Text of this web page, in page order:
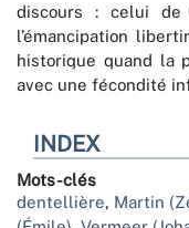
discours : celui de
l’émancipation
historique quand la
avec une fécondité
INDEX
Mots-clés
dentellière, Martin